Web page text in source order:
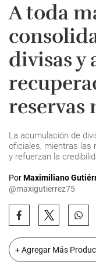
A toda
divisas y
reservas
La acumulación de
oficiales, mientras las
y refuerzan la
PorMaximiliano
@maxigutierrez75
+ Agregar Más